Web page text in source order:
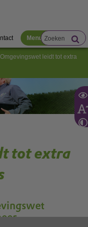
Menu
Omgevingswet leidt tot extra
tot extra